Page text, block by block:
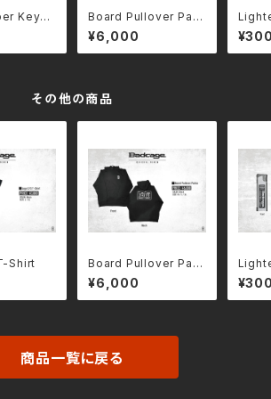
Keych
Board Pullover Park
a
¥6,000 ¥300
その他の商品
Shirt
Board Pullover Park
a
¥6,000 ¥300
商品一覧に戻る